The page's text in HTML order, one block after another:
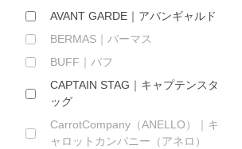
お知らせ
AVANT GARDE｜アバンギャルド
BERMAS｜バーマス
BUFF｜バフ
CAPTAIN STAG｜キャプテンスタ
ッグ
CarrotCompany（ANELLO）｜キ
ャロットカンパニー（アネロ）